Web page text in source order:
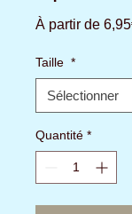
À partir de
Taille *
Quantité *